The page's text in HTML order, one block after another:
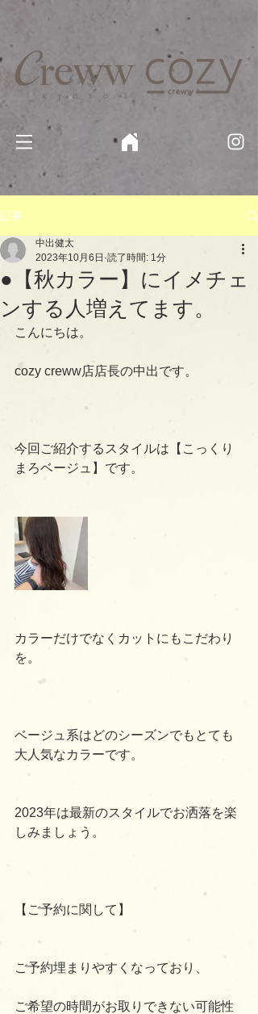
京都・四条 烏丸の美容室・美容院【Creww KYOTO (クルー)】【cozy creww(コージークルー)】 京都市 ヘ
記事
●【秋カラー】にイメチェ
ンする人増えてます。
中出健太
2023年10月6日 読了時間: 1分
こんにちは。
cozy creww店店長の中出です。
今回ご紹介するスタイルは【こっくり
まろベージュ】です。
カラーだけでなくカットにもこだわり
を。
ベージュ系はどのシーズンでもとても
大人気なカラーです。
2023年は最新のスタイルでお洒落を楽
しみましょう。
【ご予約に関して】
ご予約埋まりやすくなっており、
ご希望の時間がお取りできない可能性